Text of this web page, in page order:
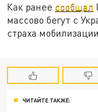
Как ранее сообщал
массово бегут с
страха
ЧИТАЙТЕ ТАКЖЕ: